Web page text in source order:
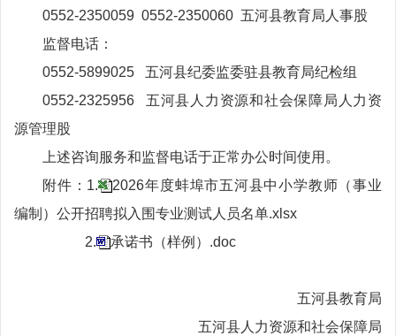
0552-2350059 0552-2350060 五河县教育局人事股
监督电话：
0552-5899025 五河县纪委监委驻县教育局纪检组
0552-2325956 五河县人力资源和社会保障局人力资
源管理股
上述咨询服务和监督电话于正常办公时间使用。
附件： 1.
2026年度蚌埠市五河县中小学教师（事业
编制）公开招聘拟入围专业测试人员名单.xlsx
2.
承诺书（样例）.doc
五河县教育局
五河县人力资源和社会保障局